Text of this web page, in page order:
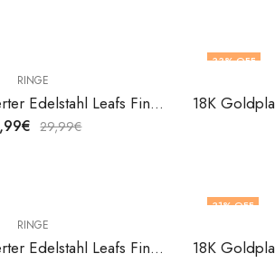
RINGE
18K Goldplattierter Edelstahl Leafs Fingerring von V&F Jewelers
€ 29,99€
33% OFF
RINGE
18K Goldplattierter Edelstahl Leafs Fingerring von V&F Jewelers
31% OFF